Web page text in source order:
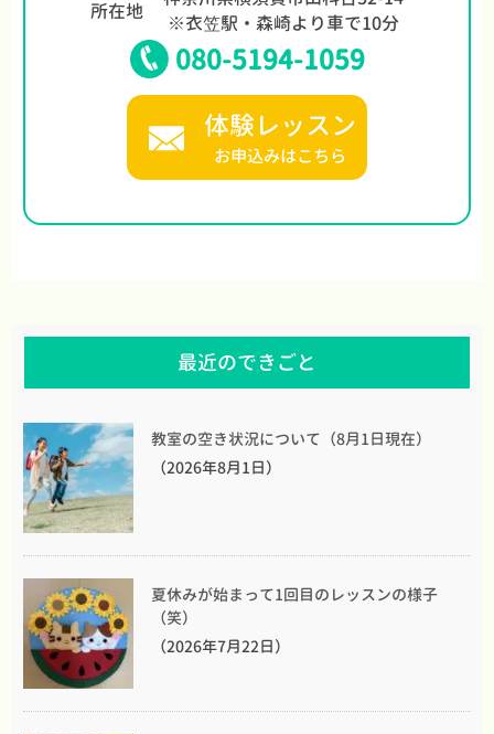
所在地
※衣笠駅・森崎より車で10分
080-5194-1059
体験レッスン
お申込みはこちら
最近のできごと
教室の空き状況について（8月1日現在）
（2026年8月1日）
夏休みが始まって1回目のレッスンの様子
（笑）
（2026年7月22日）